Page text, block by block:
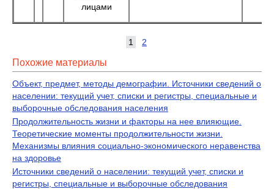
лицами
1 2
Похожие материалы
Объект, предмет, методы демографии. Источники сведений о
населении: текущий учет, списки и регистры, специальные и
выборочные обследования населения
Продолжительность жизни и факторы на нее влияющие.
Теоретические моменты продолжительности жизни.
Механизмы влияния социально-экономического неравенства
на здоровье
Источники сведений о населении: текущий учет, списки и
регистры, специальные и выборочные обследования